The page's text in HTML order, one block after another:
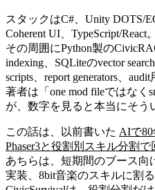
スタックはC#、Unity DOTS/
Coherent UI、TypeScript/React。
その周囲にPython製の
indexing、SQLiteのvector
scripts、report generators、
著者は「one mod fileではなく
が、数字を見ると本当にそう
この話は、以前書いた AIで80
Phaser3と役割別スキル分割で
あちらは、短期間のブース向
実装、8bit音楽のスキルに割る